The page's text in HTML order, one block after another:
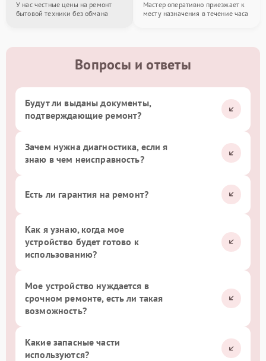
У нас честные цены на ремонт
бытовой техники без обмана
Мастер оперативно приезжает к
месту назначения в течение часа
Вопросы и ответы
Будут ли выданы документы,
подтверждающие ремонт?
Зачем нужна диагностика, если я
знаю в чем неисправность?
Есть ли гарантия на ремонт?
Как я узнаю, когда мое
устройство будет готово к
использованию?
Мое устройство нуждается в
срочном ремонте, есть ли такая
возможность?
Какие запасные части
используются?